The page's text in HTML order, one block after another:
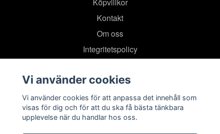
Kontakt
Om oss
Integritetspolicy
Vi använder cookies
Vi använder cookies för att anpassa det innehåll som
visas för dig och för att du ska få bästa tänkbara
upplevelse när du handlar hos oss.